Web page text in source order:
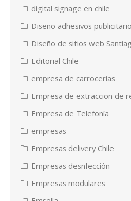
digital signage en chile
Diseño adhesivos
Diseño de sitios web
Editorial Chile
empresa de carrocerías
Empresa de extraccion de
Empresa de Telefonía
empresas
Empresas delivery Chile
Empresas desnfección
Empresas modulares